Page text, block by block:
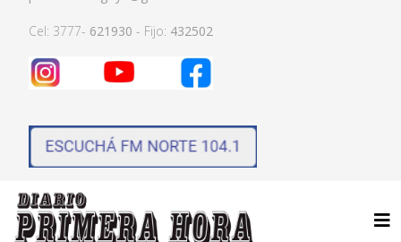
Cel: 3777- 621930 - Fijo: 432502